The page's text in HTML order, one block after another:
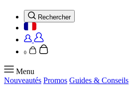
Rechercher
0
Menu
Nouveautés Promos Guides & Conseils